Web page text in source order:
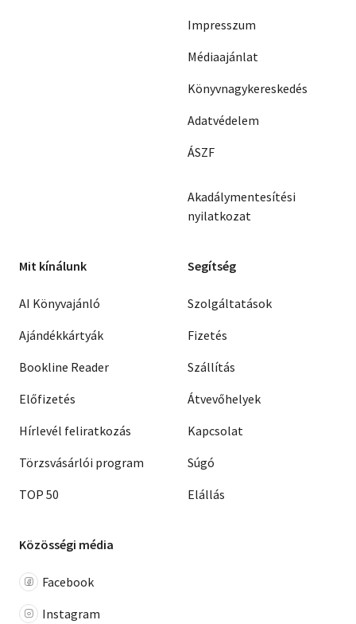
Impresszum
Médiaajánlat
Könyvnagykereskedés
Adatvédelem
ÁSZF
Akadálymentesítési
nyilatkozat
Mit kínálunk
AI Könyvajánló
Ajándékkártyák
Bookline Reader
Előfizetés
Hírlevél feliratkozás
Törzsvásárlói program
TOP 50
Segítség
Szolgáltatások
Fizetés
Szállítás
Átvevőhelyek
Kapcsolat
Súgó
Elállás
Közösségi média
Facebook
Instagram